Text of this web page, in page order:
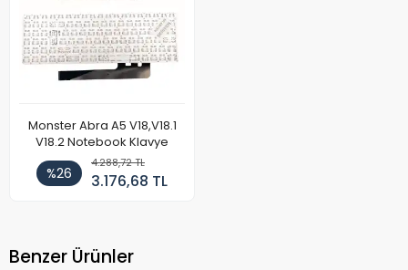
Monster Abra A5 V18,V18.1
V18.2 Notebook Klavye
%26
4.288,72 TL
3.176,68 TL
Benzer Ürünler